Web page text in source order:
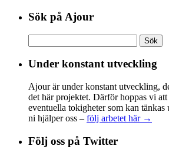
Sök på Ajour
efter:
Under konstant utveckling
Ajour är under konstant utveckling,
det här projektet. Därför hoppas vi
eventuella tokigheter som kan tänkas
ni hjälper oss – följ arbetet här →
Följ oss på Twitter